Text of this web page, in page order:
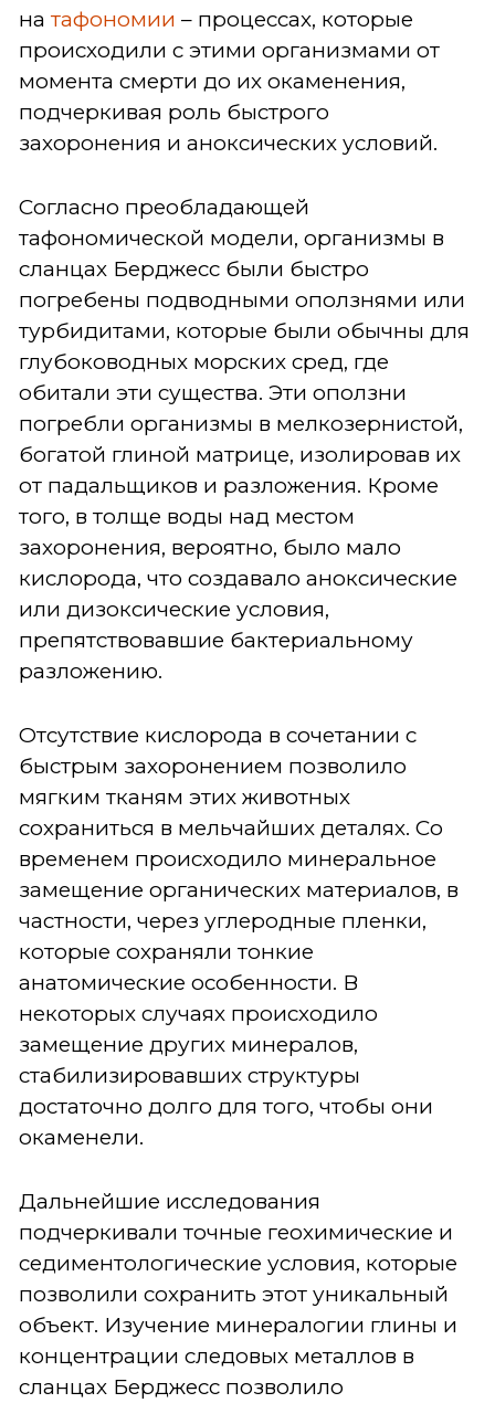
на тафономии – процессах, которые
происходили с этими организмами от
момента смерти до их окаменения,
подчеркивая роль быстрого
захоронения и аноксических условий.
Согласно преобладающей
тафономической модели, организмы в
сланцах Берджесс были быстро
погребены подводными оползнями или
турбидитами, которые были обычны для
глубоководных морских сред, где
обитали эти существа. Эти оползни
погребли организмы в мелкозернистой,
богатой глиной матрице, изолировав их
от падальщиков и разложения. Кроме
того, в толще воды над местом
захоронения, вероятно, было мало
кислорода, что создавало аноксические
или дизоксические условия,
препятствовавшие бактериальному
разложению.
Отсутствие кислорода в сочетании с
быстрым захоронением позволило
мягким тканям этих животных
сохраниться в мельчайших деталях. Со
временем происходило минеральное
замещение органических материалов, в
частности, через углеродные пленки,
которые сохраняли тонкие
анатомические особенности. В
некоторых случаях происходило
замещение других минералов,
стабилизировавших структуры
достаточно долго для того, чтобы они
окаменели.
Дальнейшие исследования
подчеркивали точные геохимические и
седиментологические условия, которые
позволили сохранить этот уникальный
объект. Изучение минералогии глины и
концентрации следовых металлов в
сланцах Берджесс позволило